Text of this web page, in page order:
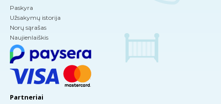
Paskyra
Užsakymų istorija
Norų sąrašas
Naujienlaiškis
Partneriai